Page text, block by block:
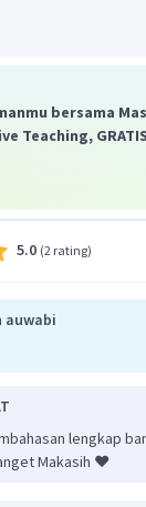
bersama
Teaching,
5.0 (2 rating)
auwabi
lengkap
Makasih ❤️